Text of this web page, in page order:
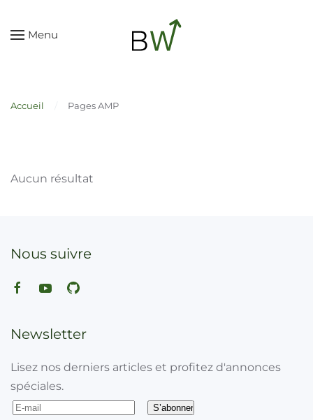
Skip to main content
Menu
Accueil Pages AMP
Aucun résultat
Nous suivre
Newsletter
Lisez nos derniers articles et profitez d'annonces
spéciales.